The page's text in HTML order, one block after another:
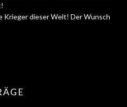
Krieger dieser Welt! Der Wunsch